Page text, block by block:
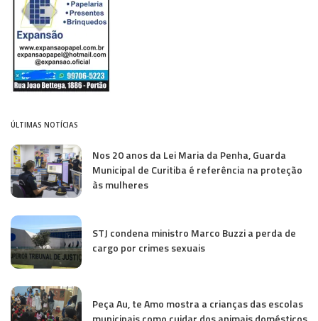
ÚLTIMAS NOTÍCIAS
Nos 20 anos da Lei Maria da Penha, Guarda
Municipal de Curitiba é referência na proteção
às mulheres
STJ condena ministro Marco Buzzi a perda de
cargo por crimes sexuais
Peça Au, te Amo mostra a crianças das escolas